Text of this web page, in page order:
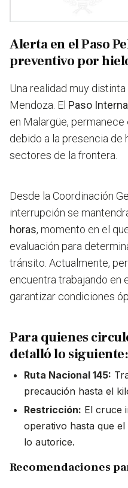
Alerta en el Paso
preventivo por
Una realidad muy
Mendoza. El Paso
en Malargüe, permanece
debido a la presencia de
sectores de la frontera.
Desde la Coordinación
interrupción se
horas, momento en el
evaluación para
tránsito. Actualmente,
encuentra trabajando en
garantizar condiciones
Para quienes
detalló lo siguiente:
Ruta Nacional 145:
precaución hasta el
Restricción: El cruce
operativo hasta que
lo autorice.
Recomendaciones